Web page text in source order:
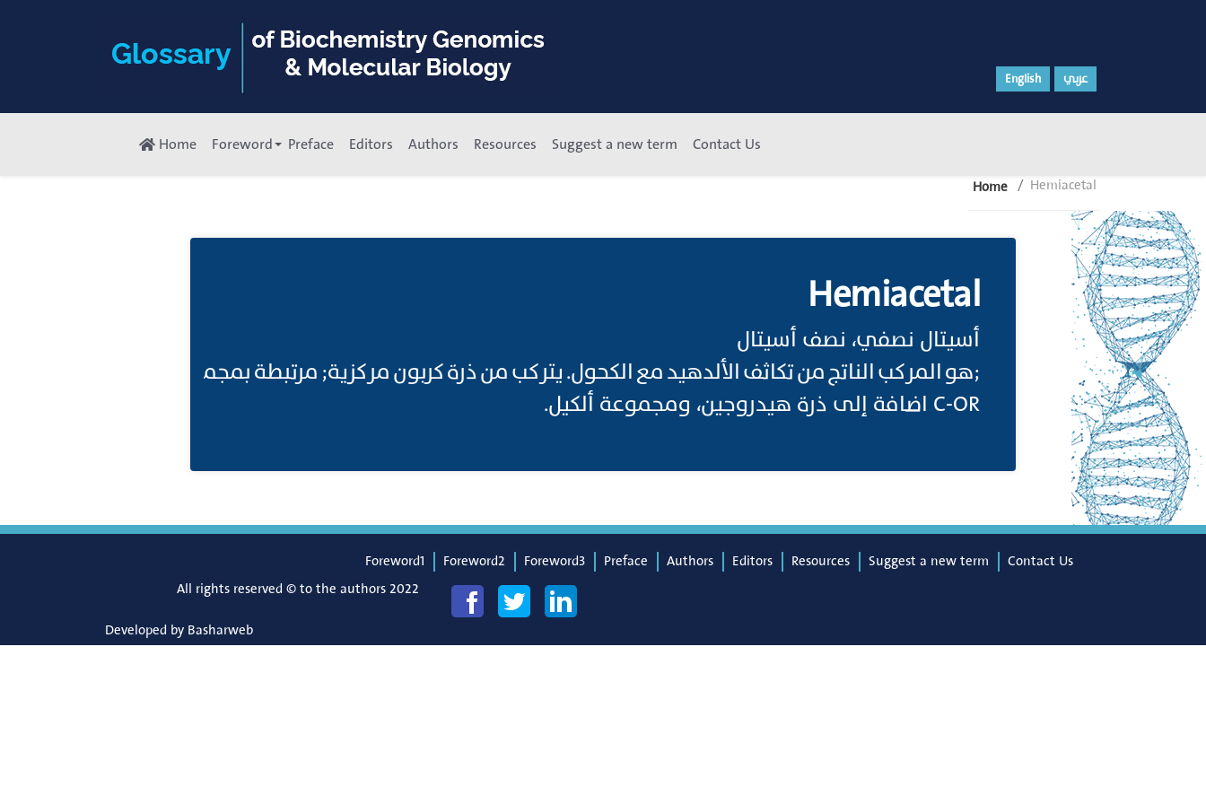
English عربي
Home Foreword Preface Editors Authors Resources Suggest a new term Contact Us
Home Hemiacetal
Hemiacetal
أسيتال نصفي، نصف أسيتال
C-OR اضافة إلى ذرة هيدروجين، ومجموعة ألكيل.
Foreword1 Foreword2 Foreword3 Preface Authors Editors Resources Suggest a new term
Contact Us
All rights reserved © to the authors 2022
Developed by Basharweb